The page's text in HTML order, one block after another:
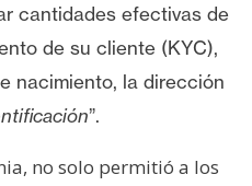
cantidades efectivas de
de su cliente (KYC),
nacimiento, la dirección
”.
no solo permitió a los